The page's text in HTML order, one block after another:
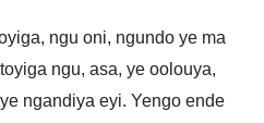
ngu oni, ngundo ye ma
ngu, asa, ye oolouya,
ngandiya eyi. Yengo ende